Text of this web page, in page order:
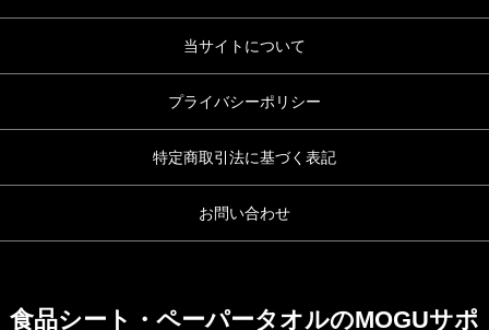
当サイトについて
プライバシーポリシー
特定商取引法に基づく表記
お問い合わせ
食品シート・ペーパータオルのMOGUサポ